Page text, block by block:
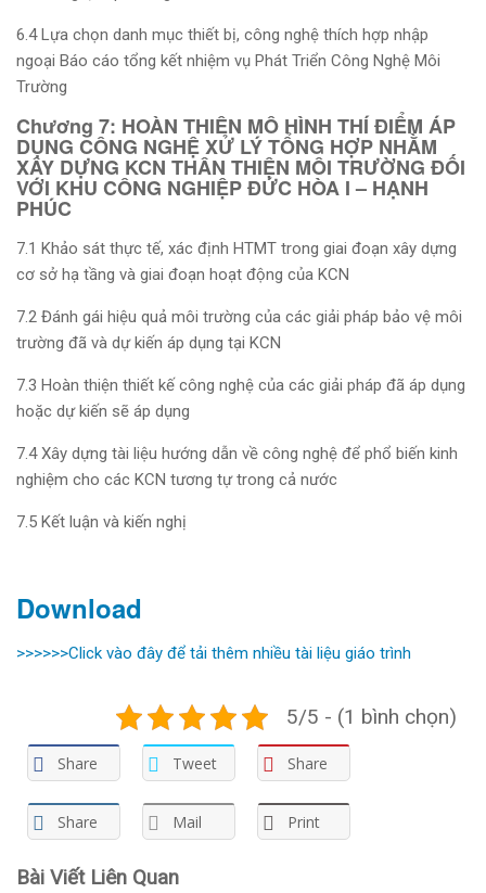
6.4 Lựa chọn danh mục thiết bị, công nghệ thích hợp nhập
ngoại Báo cáo tổng kết nhiệm vụ Phát Triển Công Nghệ Môi
Trường
Chương 7: HOÀN THIÊN MÔ HÌNH THÍ ĐIỂM ÁP
DỤNG CÔNG NGHỆ XỬ LÝ TỔNG HỢP NHẰM
XÂY DỰNG KCN THÂN THIỆN MÔI TRƯỜNG ĐỐI
VỚI KHU CÔNG NGHIỆP ĐỨC HÒA I – HẠNH
PHÚC
7.1 Khảo sát thực tế, xác định HTMT trong giai đoạn xây dựng
cơ sở hạ tầng và giai đoạn hoạt động của KCN
7.2 Đánh gái hiệu quả môi trường của các giải pháp bảo vệ môi
trường đã và dự kiến áp dụng tại KCN
7.3 Hoàn thiện thiết kế công nghệ của các giải pháp đã áp dụng
hoặc dự kiến sẽ áp dụng
7.4 Xây dựng tài liệu hướng dẫn về công nghệ để phổ biến kinh
nghiệm cho các KCN tương tự trong cả nước
7.5 Kết luận và kiến nghị
Download
>>>>>>Click vào đây để tải thêm nhiều tài liệu giáo trình
5/5 - (1 bình chọn)
Share Tweet Share
Share Mail Print
Bài Viết Liên Quan